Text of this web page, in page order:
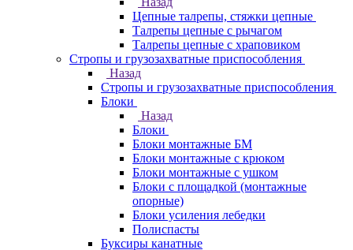
Цепные талрепы, стяжки цепные
Талрепы цепные с рычагом
Талрепы цепные с храповиком
Стропы и грузозахватные приспособления
Назад
Стропы и грузозахватные приспособления
Блоки
Назад
Блоки
Блоки монтажные БМ
Блоки монтажные с крюком
Блоки монтажные с ушком
Блоки с площадкой (монтажные
опорные)
Блоки усиления лебедки
Полиспасты
Буксиры канатные